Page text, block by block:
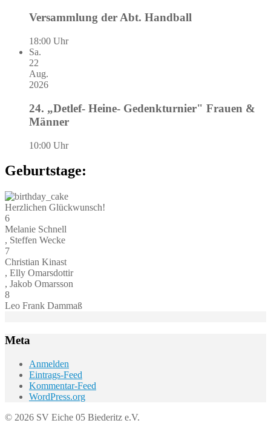
Versammlung der Abt. Handball
18:00 Uhr
Sa.
22
Aug.
2026
24. „Detlef- Heine- Gedenkturnier" Frauen &
Männer
10:00 Uhr
Geburtstage:
Herzlichen Glückwunsch!
6
Melanie Schnell
, Steffen Wecke
7
Christian Kinast
, Elly Omarsdottir
, Jakob Omarsson
8
Leo Frank Dammaß
Meta
Anmelden
Eintrags-Feed
Kommentar-Feed
WordPress.org
© 2026 SV Eiche 05 Biederitz e.V.